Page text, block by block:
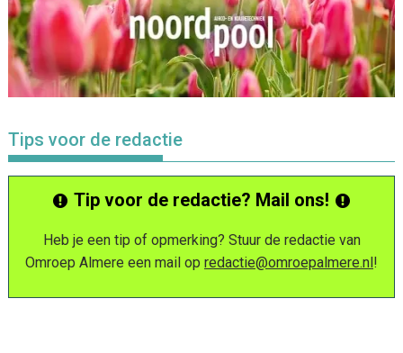
Tips voor de redactie
Tip voor de redactie? Mail ons!
Heb je een tip of opmerking? Stuur de redactie van
Omroep Almere een mail op redactie@omroepalmere.nl!